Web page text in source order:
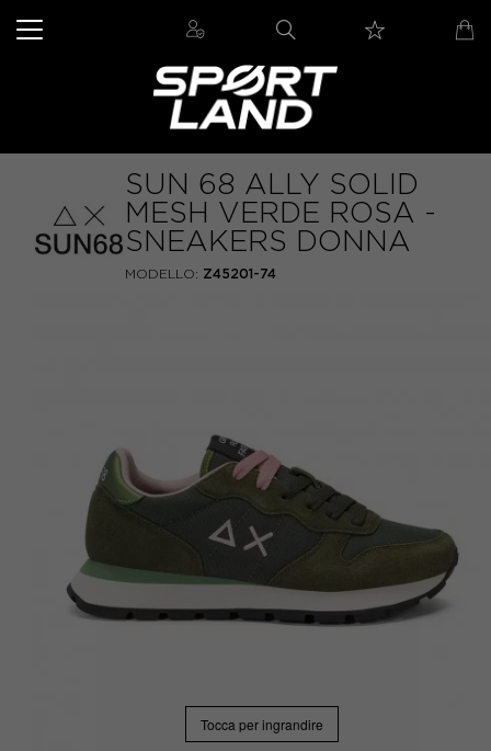
SUN 68 ALLY SOLID
MESH VERDE ROSA -
SNEAKERS DONNA
MODELLO: Z45201-74
Tocca per ingrandire